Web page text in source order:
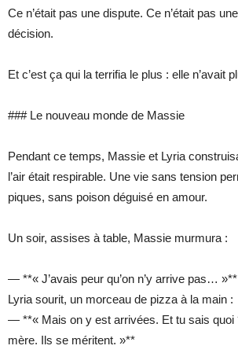
Ce n’était pas une dispute. Ce n’était pas
décision.
Et c’est ça qui la terrifia le plus : elle n’avait
### Le nouveau monde de Massie
Pendant ce temps, Massie et Lyria
l’air était respirable. Une vie sans tension
piques, sans poison déguisé en amour.
Un soir, assises à table, Massie murmura :
— **« J’avais peur qu’on n’y arrive pas… »**
Lyria sourit, un morceau de pizza à la main :
— **« Mais on y est arrivées. Et tu sais quoi
mère. Ils se méritent. »**